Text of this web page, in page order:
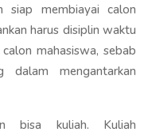
siap membiayai calon
harus disiplin waktu
mahasiswa, sebab
dalam mengantarkan
bisa kuliah. Kuliah